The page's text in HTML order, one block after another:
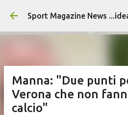
Passa ai contenuti
Manna: "Due punti
Verona che non
calcio"